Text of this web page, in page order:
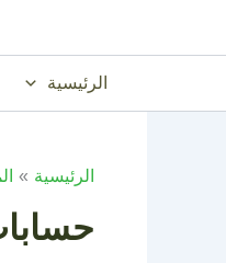
الرئيسية
الرئيسية